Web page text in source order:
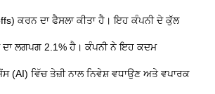
ਕਰਨ ਦਾ ਫੈਸਲਾ ਕੀਤਾ ਹੈ। ਇਹ ਕੰਪਨੀ ਦੇ ਕੁੱਲ
ਦਾ ਲਗਪਗ 2.1% ਹੈ। ਕੰਪਨੀ ਨੇ ਇਹ ਕਦਮ
(AI) ਵਿੱਚ ਤੇਜ਼ੀ ਨਾਲ ਨਿਵੇਸ਼ ਵਧਾਉਣ ਅਤੇ ਵਪਾਰਕ